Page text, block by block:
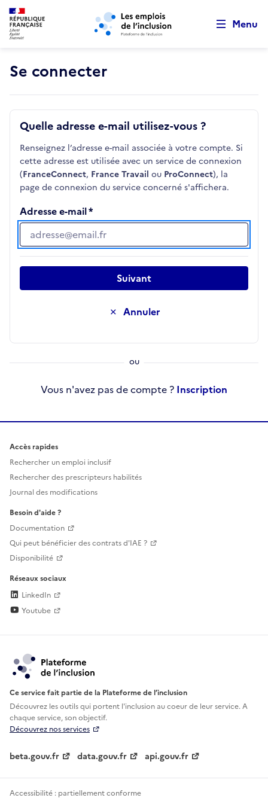
Aller au menu principal Aller au contenu principal
Menu
Se connecter
Quelle adresse e-mail utilisez-vous ?
Renseignez l’adresse e-mail associée à votre compte. Si
cette adresse est utilisée avec un service de connexion
(FranceConnect, France Travail ou ProConnect), la
page de connexion du service concerné s'affichera.
Adresse e-mail
Adresse e-mail
Annuler
Suivant
Vous n'avez pas de compte ? Inscription
Accès rapides
Rechercher un emploi inclusif
Rechercher des prescripteurs habilités
Journal des modifications
Besoin d'aide ?
Documentation
Qui peut bénéficier des contrats d'IAE ?
Disponibilité
Réseaux sociaux
LinkedIn
Youtube
Ce service fait partie de la Plateforme de l’inclusion
Découvrez les outils qui portent l'inclusion aucoeur de leur service. A
chaque service, son objectif.
Découvrez nos services
beta.gouv.fr data.gouv.fr api.gouv.fr
Accessibilité : partiellement conforme
Retour au début de la page
Panneau de gestion des cookies